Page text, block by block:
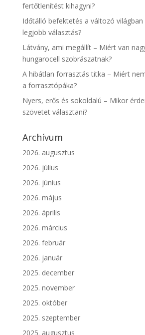
fertőtlenítést kihagyni?
Időtálló befektetés a változó
legjobb választás?
Látvány, ami megállít – Miért van
hungarocell szobrászatnak?
A hibátlan forrasztás titka – Miért
a forrasztópáka?
Nyers, erős és sokoldalú – Mikor
szövetet választani?
Archívum
2026. augusztus
2026. július
2026. június
2026. május
2026. április
2026. március
2026. február
2026. január
2025. december
2025. november
2025. október
2025. szeptember
2025. augusztus